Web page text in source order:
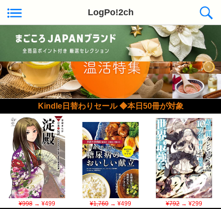
LogPo!2ch
Kindle日替わりセール ◆本日50冊が対象
¥998→ ¥499 ¥1,760→ ¥499 ¥792→ ¥299